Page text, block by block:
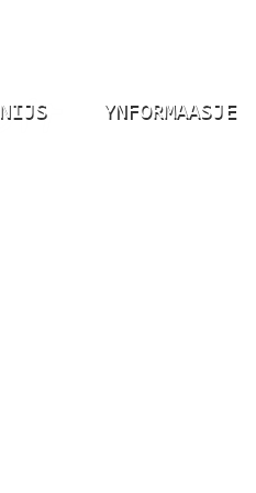
NIJS YNFORMAASJE